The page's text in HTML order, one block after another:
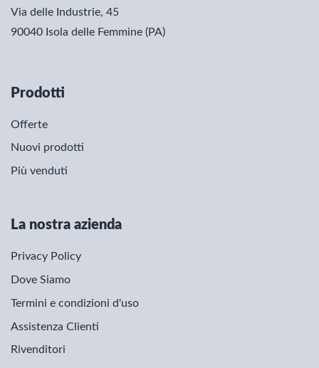
Via delle Industrie, 45
90040 Isola delle Femmine (PA)
Prodotti
Offerte
Nuovi prodotti
Più venduti
La nostra azienda
Privacy Policy
Dove Siamo
Termini e condizioni d'uso
Assistenza Clienti
Rivenditori